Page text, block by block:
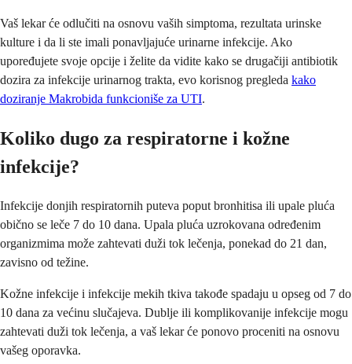
Vaš lekar će odlučiti na osnovu vaših simptoma, rezultata urinske
kulture i da li ste imali ponavljajuće urinarne infekcije. Ako
upoređujete svoje opcije i želite da vidite kako se drugačiji antibiotik
dozira za infekcije urinarnog trakta, evo korisnog pregleda kako
doziranje Makrobida funkcioniše za UTI.
Koliko dugo za respiratorne i kožne
infekcije?
Infekcije donjih respiratornih puteva poput bronhitisa ili upale pluća
obično se leče 7 do 10 dana. Upala pluća uzrokovana određenim
organizmima može zahtevati duži tok lečenja, ponekad do 21 dan,
zavisno od težine.
Kožne infekcije i infekcije mekih tkiva takođe spadaju u opseg od 7 do
10 dana za većinu slučajeva. Dublje ili komplikovanije infekcije mogu
zahtevati duži tok lečenja, a vaš lekar će ponovo proceniti na osnovu
vašeg oporavka.